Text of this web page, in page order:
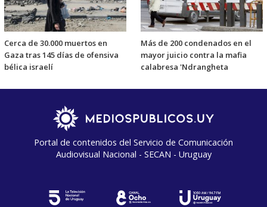
Cerca de 30.000 muertos en
Gaza tras 145 días de ofensiva
bélica israelí
Más de 200 condenados en el
mayor juicio contra la mafia
calabresa 'Ndrangheta
Portal de contenidos del Servicio de Comunicación
Audiovisual Nacional - SECAN - Uruguay